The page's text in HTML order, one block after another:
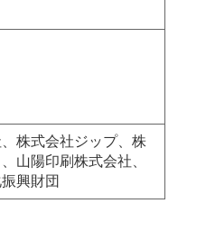
株式会社ジップ、株
山陽印刷株式会社、
興財団